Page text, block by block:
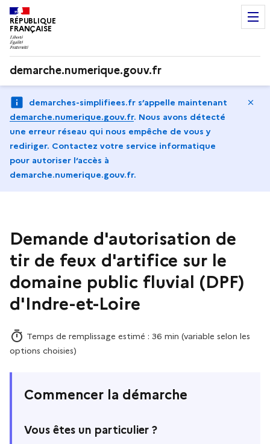
RÉPUBLIQUE
FRANÇAISE
demarche.numerique.gouv.fr
demarches-simplifiees.fr s’appelle maintenant
demarche.numerique.gouv.fr. Nous avons détecté
une erreur réseau qui nous empêche de vous y
rediriger. Contactez votre service informatique
pour autoriser l‘accès à
demarche.numerique.gouv.fr.
Demande d'autorisation de
tir de feux d'artifice sur le
domaine public fluvial (DPF)
d'Indre-et-Loire
Temps de remplissage estimé : 36 min (variable selon les
options choisies)
Commencer la démarche
Vous êtes un particulier ?